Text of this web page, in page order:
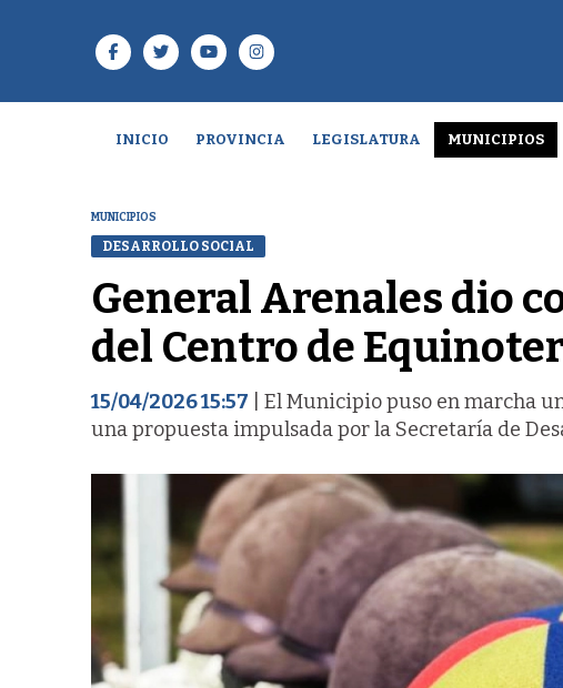
INICIO PROVINCIA LEGISLATURA MUNICIPIOS
MUNICIPIOS
DESARROLLO SOCIAL
General Arenales dio
del Centro de
15/04/2026 15:57 | El Municipio puso en marcha
una propuesta impulsada por la Secretaría de